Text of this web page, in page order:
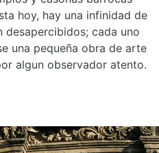
hoy, hay una infinidad de
desapercibidos; cada uno
una pequeña obra de arte
algun observador atento.